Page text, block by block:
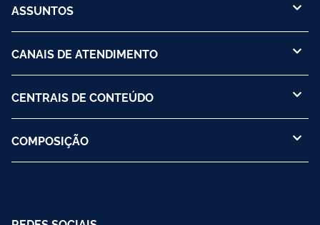
ASSUNTOS
CANAIS DE ATENDIMENTO
CENTRAIS DE CONTEÚDO
COMPOSIÇÃO